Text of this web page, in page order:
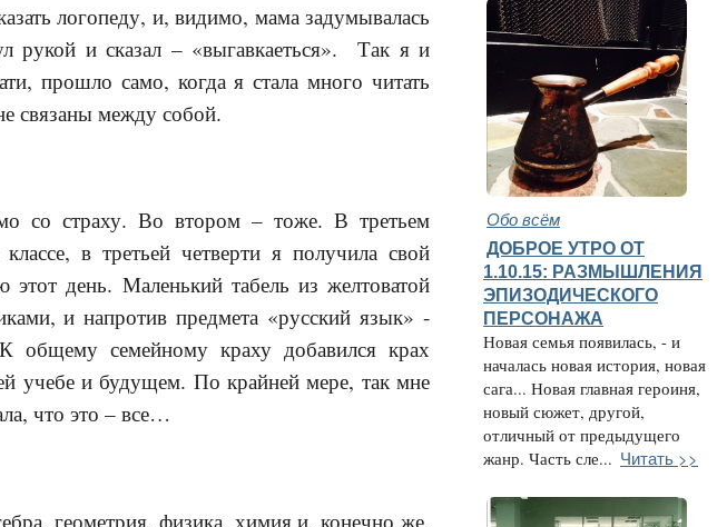
логопеду, и, видимо, мама задумывалась
рукой и сказал – «выгавкаеться». Так я и
прошло само, когда я стала много читать
связаны между собой.
со страху. Во втором – тоже. В третьем
в третьей четверти я получила свой
день. Маленький табель из желтоватой
и напротив предмета «русский язык» -
семейному краху добавился крах
учебе и будущем. По крайней мере, так мне
что это – все…
геометрия, физика, химия и, конечно же,
Обо всём
ДОБРОЕ УТРО ОТ
1.10.15: РАЗМЫШЛЕНИЯ
ЭПИЗОДИЧЕСКОГО
ПЕРСОНАЖА
Новая семья появилась, - и
началась новая история, новая
сага... Новая главная героиня,
новый сюжет, другой,
отличный от предыдущего
жанр. Часть сле... Читать >>